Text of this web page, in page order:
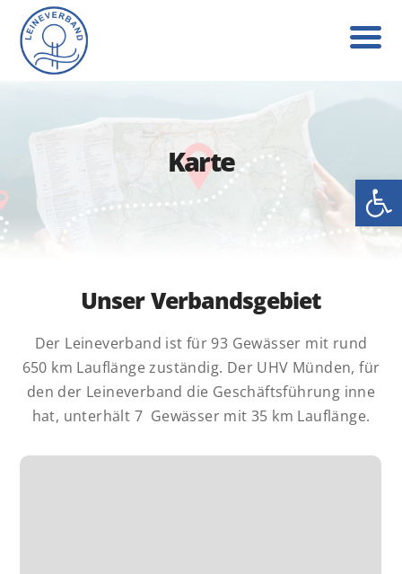
Karte
Unser Verbandsgebiet
Der Leineverband ist für 93 Gewässer mit rund
650 km Lauflänge zuständig. Der UHV Münden, für
den der Leineverband die Geschäftsführung inne
hat, unterhält 7 Gewässer mit 35 km Lauflänge.